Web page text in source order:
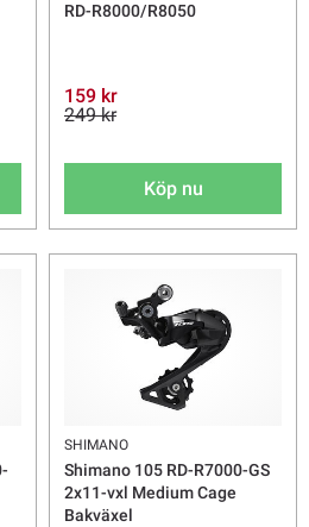
RD-R8000/R8050
159 kr
249 kr
Köp nu
SHIMANO
Shimano 105 RD-R7000-GS
2x11-vxl Medium Cage
Bakväxel